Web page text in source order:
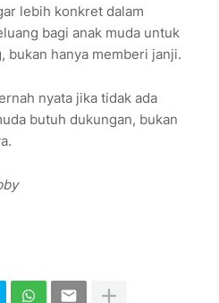
lebih konkret dalam
bagi anak muda untuk
bukan hanya memberi janji.
nyata jika tidak ada
butuh dukungan, bukan